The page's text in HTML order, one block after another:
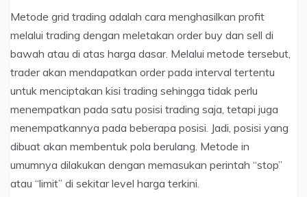
Metode grid trading adalah cara menghasilkan profit
melalui trading dengan meletakan order buy dan sell di
bawah atau di atas harga dasar. Melalui metode tersebut,
trader akan mendapatkan order pada interval tertentu
untuk menciptakan kisi trading sehingga tidak perlu
menempatkan pada satu posisi trading saja, tetapi juga
menempatkannya pada beberapa posisi. Jadi, posisi yang
dibuat akan membentuk pola berulang. Metode in
umumnya dilakukan dengan memasukan perintah “stop”
atau “limit” di sekitar level harga terkini.